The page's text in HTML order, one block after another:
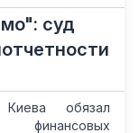
суд
обязал